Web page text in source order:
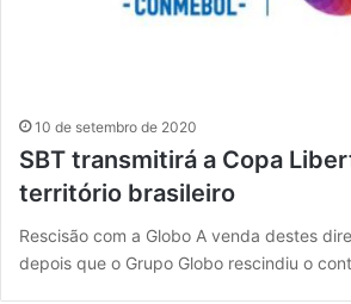
10 de setembro de 2020
SBT transmitirá a Copa
território brasileiro
Rescisão com a Globo A venda destes
depois que o Grupo Globo rescindiu o